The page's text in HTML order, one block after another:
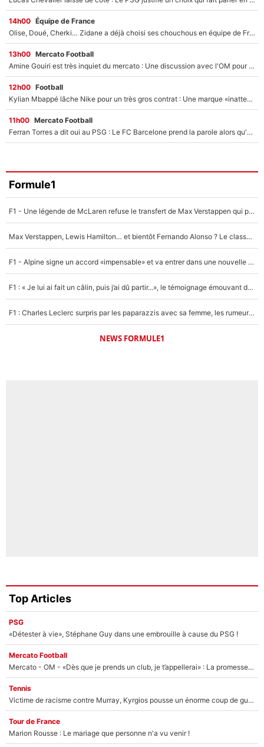
14h00 Équipe de France
Olise, Doué, Cherki… Zidane a déjà choisi ses chouchous en équipe de France ? L’IA annonce des surprises sans Kylian Mbappé !
13h00 Mercato Football
Amine Gouiri est très inquiet du mercato : Une discussion avec l'OM pour acter son transfert !
12h00 Football
Kylian Mbappé lâche Nike pour un très gros contrat : Une marque «inattendue» va frapper très fort
11h00 Mercato Football
Ferran Torres a dit oui au PSG : Le FC Barcelone prend la parole alors qu'un transfert de l'attaquant espagnol prend forme
Formule1
F1 - Une légende de McLaren refuse le transfert de Max Verstappen qui pourrait «faire des vagues» et plomber l'ambiance dans l'équipe
Max Verstappen, Lewis Hamilton… et bientôt Fernando Alonso ? Le classement des pilotes les mieux payés en Formule 1 risque de changer !
F1 - Alpine signe un accord «impensable» et va entrer dans une nouvelle dimension : Grande nouvelle pour Pierre Gasly !
F1 : « Je lui ai fait un câlin, puis j’ai dû partir...», le témoignage émouvant de Max Verstappen sur sa fille
F1 : Charles Leclerc surpris par les paparazzis avec sa femme, les rumeurs étaient vraies !
NEWS FORMULE1
Top Articles
PSG
«Détester à vie», Stéphane Guy dans une embrouille à cause du PSG !
Mercato Football
Mercato - OM - «Dès que je prends un club, je t’appellerai» : La promesse de Marcelino au moment de claquer la porte
Tennis
Victime de racisme contre Murray, Kyrgios pousse un énorme coup de gueule !
Tour de France
Marion Rousse : Le mariage que personne n'a vu venir !